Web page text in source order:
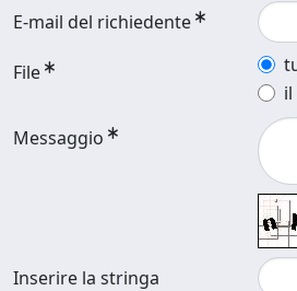
E-mail del richiedente
File
Messaggio
Inserire la stringa